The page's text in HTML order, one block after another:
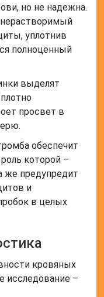
но не надежна.
уплотнив
полноценный
выделят
просвет в
обеспечит
которой –
же предупредит
и
в целых
кровяных
исследование –